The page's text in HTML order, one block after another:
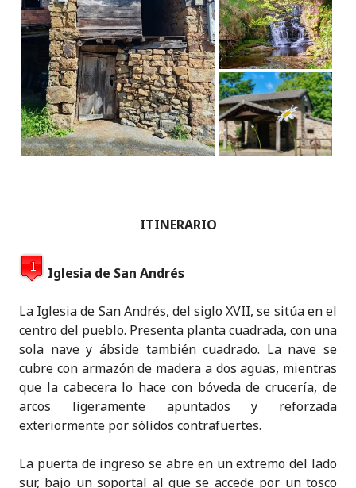
ITINERARIO
Iglesia de San Andrés
La Iglesia de San Andrés, del siglo XVII, se sitúa en el
centro del pueblo. Presenta planta cuadrada, con una
sola nave y ábside también cuadrado. La nave se
cubre con armazón de madera a dos aguas, mientras
que la cabecera lo hace con bóveda de crucería, de
arcos ligeramente apuntados y reforzada
exteriormente por sólidos contrafuertes.
La puerta de ingreso se abre en un extremo del lado
sur, bajo un soportal al que se accede por un tosco